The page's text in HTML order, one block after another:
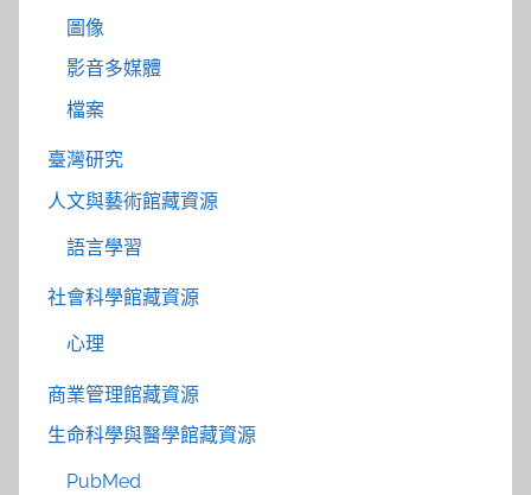
圖像
影音多媒體
檔案
臺灣研究
人文與藝術館藏資源
語言學習
社會科學館藏資源
心理
商業管理館藏資源
生命科學與醫學館藏資源
PubMed